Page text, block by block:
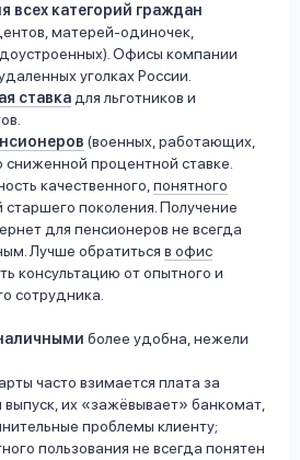
всех категорий граждан
матерей-одиночек,
Офисы компании
уголках России.
ставкадля льготников и
(военных, работающих,
процентной ставке.
качественного,понятного
поколения. Получение
для пенсионеров не всегда
Лучше обратиться в офис
консультацию от опытного и
сотрудника.
более удобна, нежели
часто взимается плата за
их «зажёвывает» банкомат,
проблемы клиенту;
пользования не всегда понятен